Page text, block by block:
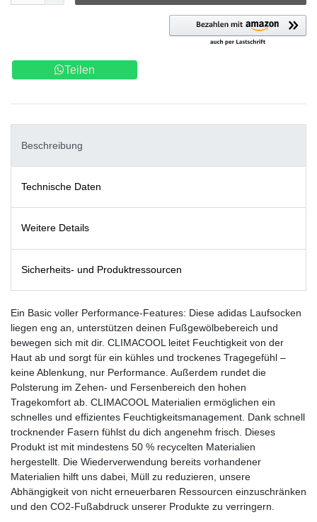
Teilen
Beschreibung
Technische Daten
Weitere Details
Sicherheits- und Produktressourcen
Ein Basic voller Performance-Features: Diese adidas Laufsocken
liegen eng an, unterstützen deinen Fußgewölbebereich und
bewegen sich mit dir. CLIMACOOL leitet Feuchtigkeit von der
Haut ab und sorgt für ein kühles und trockenes Tragegefühl –
keine Ablenkung, nur Performance. Außerdem rundet die
Polsterung im Zehen- und Fersenbereich den hohen
Tragekomfort ab. CLIMACOOL Materialien ermöglichen ein
schnelles und effizientes Feuchtigkeitsmanagement. Dank schnell
trocknender Fasern fühlst du dich angenehm frisch. Dieses
Produkt ist mit mindestens 50 % recycelten Materialien
hergestellt. Die Wiederverwendung bereits vorhandener
Materialien hilft uns dabei, Müll zu reduzieren, unsere
Abhängigkeit von nicht erneuerbaren Ressourcen einzuschränken
und den CO2-Fußabdruck unserer Produkte zu verringern.